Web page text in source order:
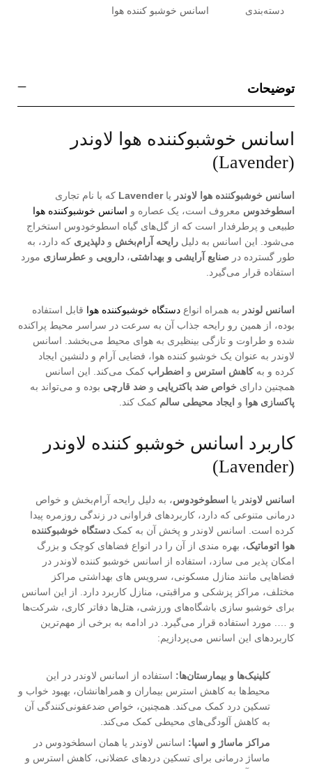
دسته‌بندی اسانس خوشبو کننده هوا
توضیحات
اسانس خوشبوکننده هوا لاوندر
(Lavender)
اسانس خوشبوکننده هوا لاوندر یا Lavender
که با نام تجاری
اسطوخدوس معروف است، یک عصاره و اسانس خوشبوکننده هوا
طبیعی و پرطرفدار است که از گل‌های گیاه اسطوخودوس استخراج
می‌شود. این اسانس به دلیل رایحه آرام‌بخش و دلپذیری که دارد، به
طور گسترده در صنایع آرایشی و بهداشتی، دارویی و عطرسازی مورد
استفاده قرار می‌گیرد.
اسانس لوندر به همراه انواع دستگاه خوشبوکننده هوا قابل استفاده
بوده، از همین رو رایحه جذاب آن به سرعت در سراسر محیط پراکنده
شده و طراوت و تازگی بینظیری به هوای محیط می‌بخشد. اسانس
لاوندر به عنوان یک خوشبو کننده هوا، فضایی آرام و دلنشین ایجاد
کرده و بهکاهش استرس و اضطراب کمک می‌کند. این اسانس
همچنین دارای خواص ضد باکتریایی و ضد قارچی بوده و می‌تواند به
پاکسازی هوا
و ایجاد محیطی سالم کمک کند.
کاربرد اسانس خوشبو کننده لاوندر
(Lavender)
اسانس لاوندر یا اسطوخودوس، به دلیل رایحه آرام‌بخش و خواص
درمانی متنوعی که دارد، کاربردهای فراوانی در زندگی روزمره پیدا
کرده است. اسانس لاوندر و پخش آن به کمک دستگاه خوشبوکننده
هوا اتوماتیک، بهره مندی از آن را در انواع فضاهای کوچک و بزرگ
امکان پذیر می سازد، استفاده از اسانس خوشبو کننده لاوندر در
فضاهایی مانند منازل مسکونی، سرویس های بهداشتی مراکز
مختلف، مراکز پزشکی و مراقبتی، منازل کاربرد دارد. از این اسانس
برای خوشبو سازی باشگا‌ه‌های ورزشی، هتل‌ها دفاتر کاری، شرکت‌ها
و …. مورد استفاده قرار می‌گیرد. در ادامه به برخی از مهم‌ترین
کاربردهای این اسانس می‌پردازیم:
کلینیک‌ها و بیمارستان‌ها: استفاده از اسانس لاوندر در این
محیط‌ها به کاهش استرس بیماران و همراهانشان، بهبود خواب و
تسکین درد کمک می‌کند. همچنین، خواص ضدعفونی‌کنندگی آن
به کاهش آلودگی‌های محیطی کمک می‌کند.
مراکز ماساژ و اسپا: اسانس لاوندر یا همان اسطخودوس در
ماساژ درمانی برای تسکین دردهای عضلانی، کاهش استرس و